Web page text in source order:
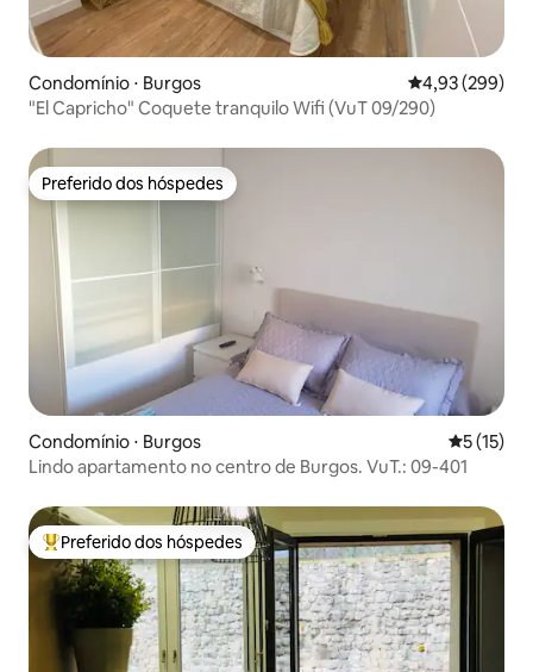
Condomínio ⋅ Burgos 4,93 de uma
4,93 (299)
"El Capricho" Coquete tranquilo Wifi (VuT 09/290)
Preferido dos hóspedes
Preferido dos hóspedes
Condomínio ⋅ Burgos 5 de uma
5 (15)
Lindo apartamento no centro de Burgos. VuT.: 09-401
Entre os melhores preferidos dos hóspedes
Preferido dos hóspedes